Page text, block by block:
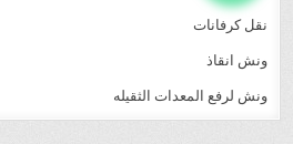
نقل كرفانات
ونش انقاذ
ونش لرفع المعدات الثقيله